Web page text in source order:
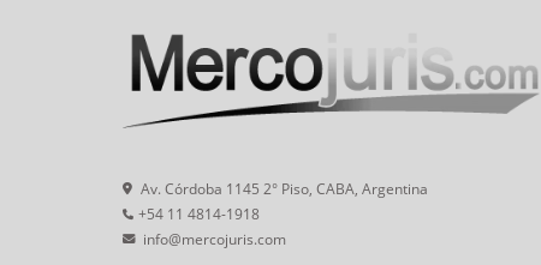
Av. Córdoba 1145 2° Piso, CABA, Argentina
+54 11 4814-1918
info@mercojuris.com